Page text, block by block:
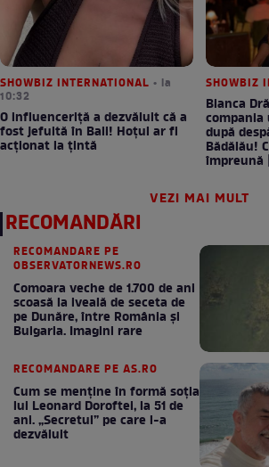
SHOWBIZ INTERNATIONAL • la
10:32
O influenceriță a dezvăluit că a
fost jefuită în Bali! Hoțul ar fi
acționat la țintă
SHOWBIZ
Bianca
după
Bădălău!
împreună
VEZI MAI MULT
RECOMANDĂRI
RECOMANDARE PE
OBSERVATORNEWS.RO
Comoara veche de 1.700 de ani
scoasă la iveală de seceta de
pe Dunăre, între România şi
Bulgaria. Imagini rare
RECOMANDARE PE AS.RO
Cum se menţine în formă soţia
lui Leonard Doroftei, la 51 de
ani. „Secretul” pe care l-a
dezvăluit